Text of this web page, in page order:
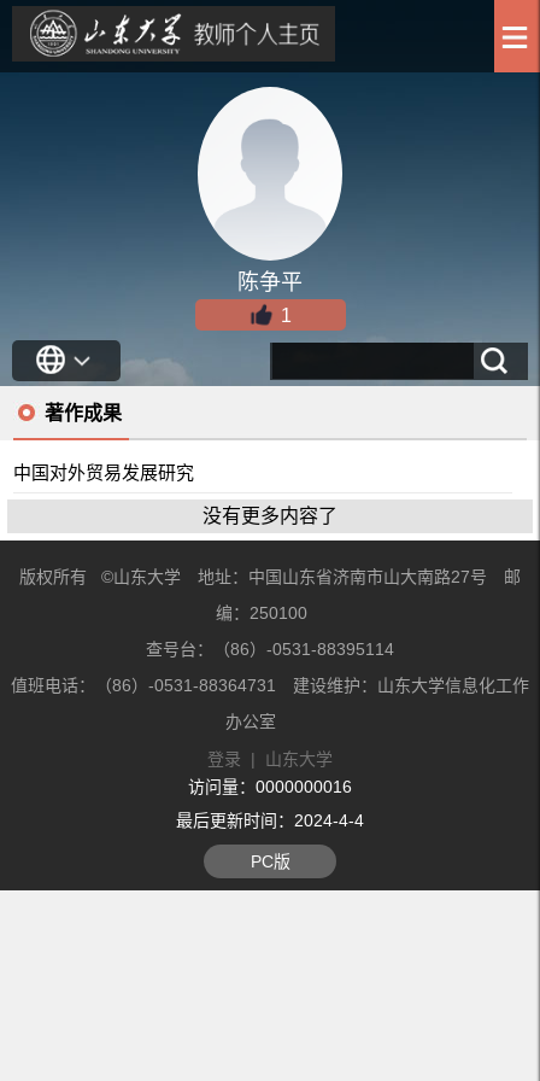
陈争平
1
著作成果
中国对外贸易发展研究
没有更多内容了
版权所有 ©山东大学 地址：中国山东省济南市山大南路27号 邮
编：250100
查号台：（86）-0531-88395114
值班电话：（86）-0531-88364731 建设维护：山东大学信息化工作
办公室
登录 | 山东大学
访问量： 0000000016
最后更新时间： 2024-4-4
PC版